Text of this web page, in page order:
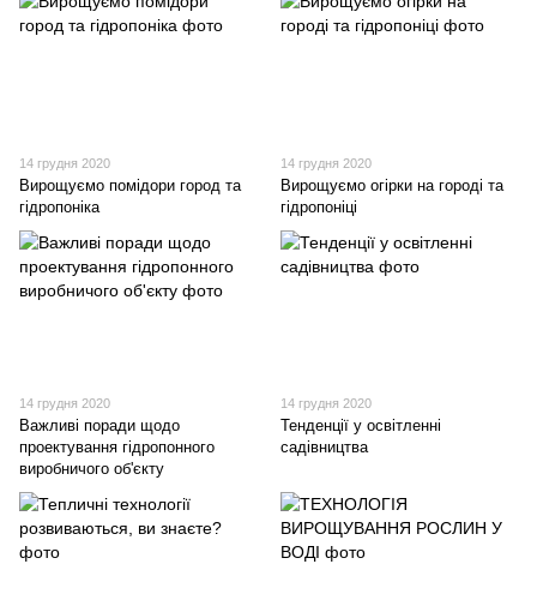
14 грудня 2020
Вирощуємо помідори город та
гідропоніка
14 грудня 2020
Вирощуємо огірки на городі та
гідропоніці
14 грудня 2020
Важливі поради щодо
проектування гідропонного
виробничого об'єкту
14 грудня 2020
Тенденції у освітленні
садівництва